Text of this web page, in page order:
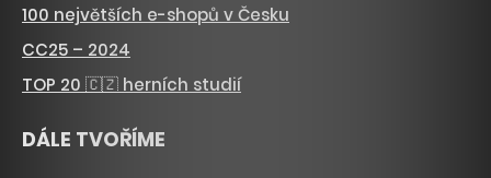
100 největších e-shopů v Česku
CC25 – 2024
TOP 20 🇨🇿 herních studií
DÁLE TVOŘÍME